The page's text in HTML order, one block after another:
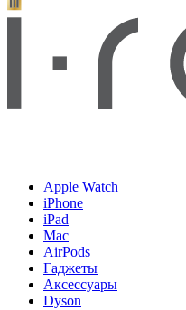
Apple Watch
iPhone
iPad
Mac
AirPods
Гаджеты
Аксессуары
Dyson